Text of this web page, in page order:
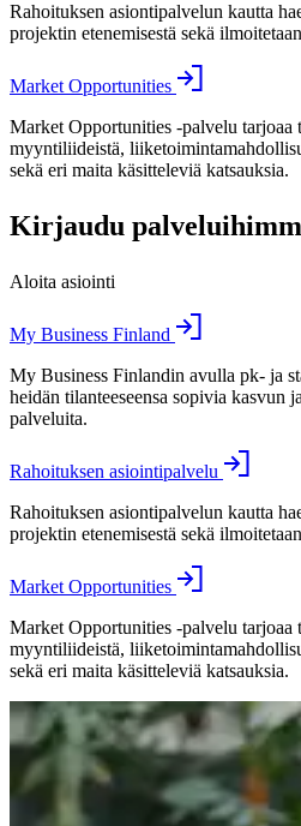
Rahoituksen asiontipalvelun kautta
projektin etenemisestä sekä
Market Opportunities
Market Opportunities -palvelu tarjoaa
myyntiliideistä,
sekä eri maita käsitteleviä katsauksia.
Kirjaudu
Aloita asiointi
My Business Finland
My Business Finlandin avulla pk- ja
heidän tilanteeseensa sopivia kasvun
palveluita.
Rahoituksen asiointipalvelu
Rahoituksen asiontipalvelun kautta
projektin etenemisestä sekä
Market Opportunities
Market Opportunities -palvelu tarjoaa
myyntiliideistä,
sekä eri maita käsitteleviä katsauksia.